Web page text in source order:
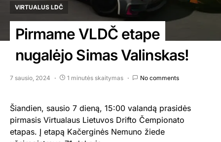
VIRTUALUS LDČ
Pirmame VLDČ etape
nugalėjo Simas Valinskas!
7 sausio, 2024 1 minutės skaitymas No comments
Šiandien, sausio 7 dieną, 15:00 valandą prasidės
pirmasis Virtualaus Lietuvos Drifto Čempionato
etapas. Į etapą Kačerginės Nemuno žiede